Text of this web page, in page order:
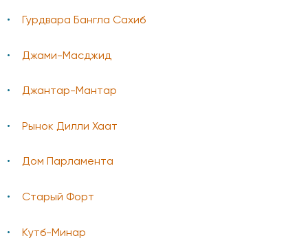
Гурдвара Бангла Сахиб
Джами-Масджид
Джантар-Мантар
Рынок Дилли Хаат
Дом Парламента
Старый Форт
Кутб-Минар